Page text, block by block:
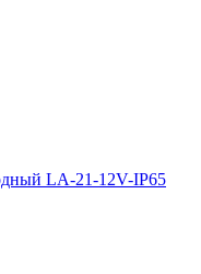
LA-21-12V-IP65